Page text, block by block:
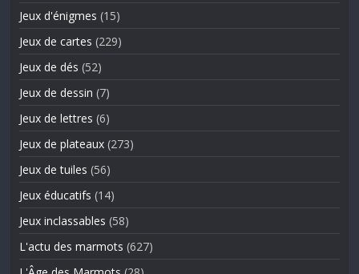
Jeux d'énigmes (15)
Jeux de cartes (229)
Jeux de dés (52)
Jeux de dessin (7)
Jeux de lettres (6)
Jeux de plateaux (273)
Jeux de tuiles (56)
Jeux éducatifs (14)
Jeux inclassables (58)
L'actu des marmots (627)